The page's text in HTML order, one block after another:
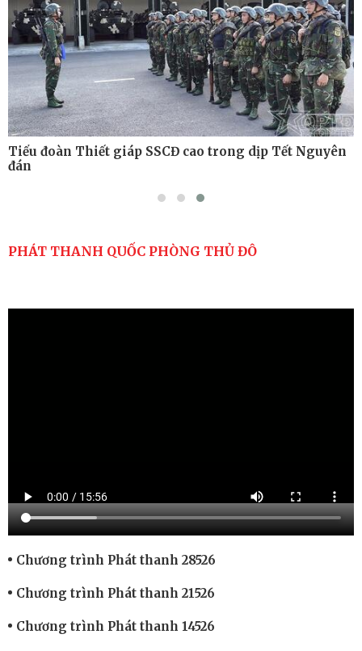
Tiểu đoàn Thiết giáp SSCĐ cao trong dịp Tết Nguyên
đán
PHÁT THANH QUỐC PHÒNG THỦ ĐÔ
Chương trình Phát thanh 28526
Chương trình Phát thanh 21526
Chương trình Phát thanh 14526